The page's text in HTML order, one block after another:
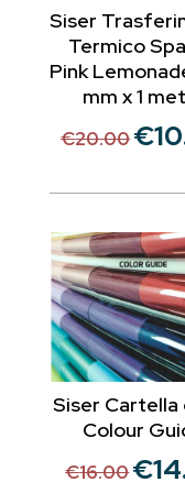
Siser
Termico
Pink
mm x 1
€20.00 Il
€
Siser Cartella
Colour
€16.00 Il
€